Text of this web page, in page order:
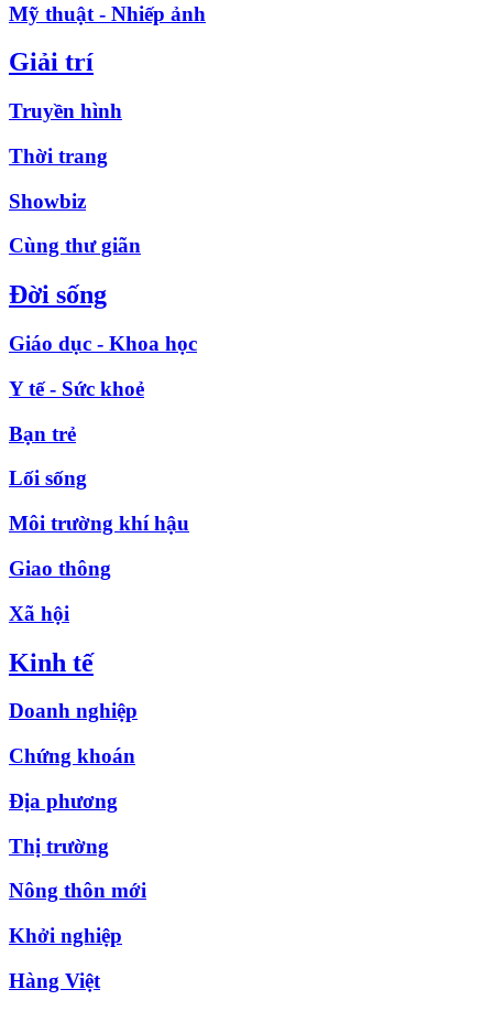
Mỹ thuật - Nhiếp ảnh
Giải trí
Truyền hình
Thời trang
Showbiz
Cùng thư giãn
Đời sống
Giáo dục - Khoa học
Y tế - Sức khoẻ
Bạn trẻ
Lối sống
Môi trường khí hậu
Giao thông
Xã hội
Kinh tế
Doanh nghiệp
Chứng khoán
Địa phương
Thị trường
Nông thôn mới
Khởi nghiệp
Hàng Việt